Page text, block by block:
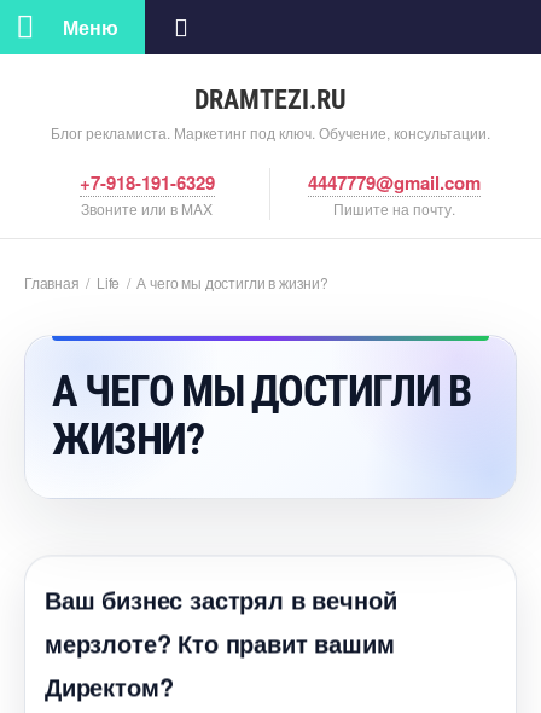
DRAMTEZI.RU
Блог рекламиста. Маркетинг под ключ. Обучение, консультации.
Меню
+7-918-191-6329
Звоните или в MAX
4447779@gmail.com
Пишите на почту.
Главная / Life /А чего мы достигли в жизни?
А ЧЕГО МЫ ДОСТИГЛИ
ЖИЗНИ?
аш бизнес застрял в вечной
мерзлоте? Кто правит вашим
Директом?